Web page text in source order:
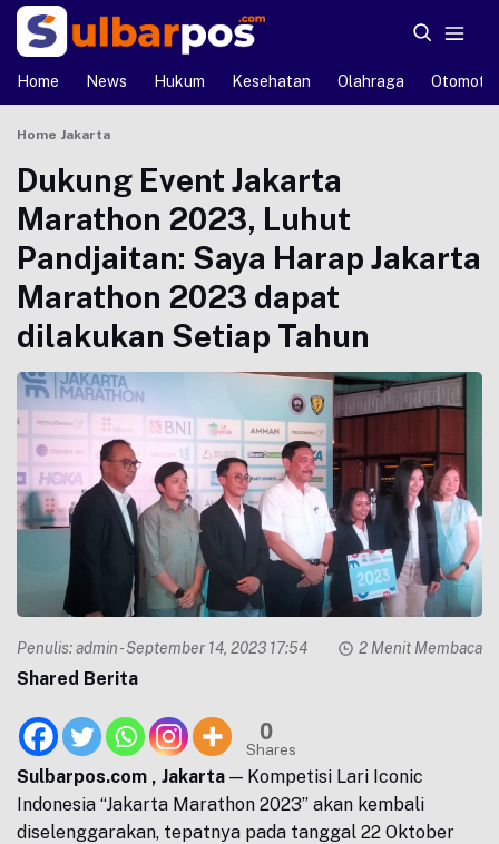
Home News Hukum Kesehatan Olahraga Otomotif
Home Jakarta
Dukung Event Jakarta
Marathon 2023, Luhut
Pandjaitan: Saya Harap Jakarta
Marathon 2023 dapat
dilakukan Setiap Tahun
Penulis:admin- September 14, 2023 17:54 2 Menit Membaca
Shared Berita
0
Shares
Sulbarpos.com , Jakarta — Kompetisi Lari Iconic
Indonesia “Jakarta Marathon 2023” akan kembali
diselenggarakan, tepatnya pada tanggal 22 Oktober